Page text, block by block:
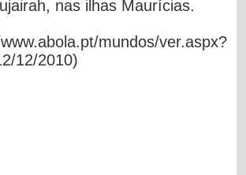
nas ilhas Maurícias.
mundos/ver.aspx?
12/2010)